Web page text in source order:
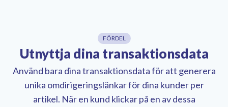
FÖRDEL
Utnyttja dina transaktionsdata
Använd bara dina transaktionsdata för att generera
unika omdirigeringslänkar för dina kunder per
artikel. När en kund klickar på en av dessa